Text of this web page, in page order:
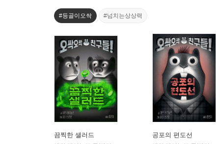
#등골이오싹 #넘치는상상력
끔찍한 샐러드 공포의 편도선